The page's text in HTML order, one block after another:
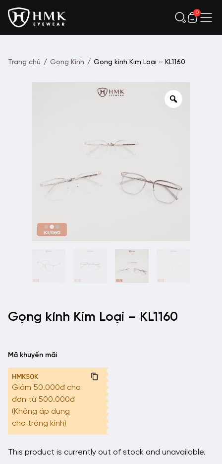
0
Trang chủ / Gọng Kính / Gọng kính Kim Loại – KL1160
Gọng kính Kim Loại – KL1160
Mã khuyến mãi
HMK50K
Giảm 50.000đ cho
đơn từ 500.000đ
(Không áp dụng
cho tròng kính)
This product is currently out of stock and unavailable.